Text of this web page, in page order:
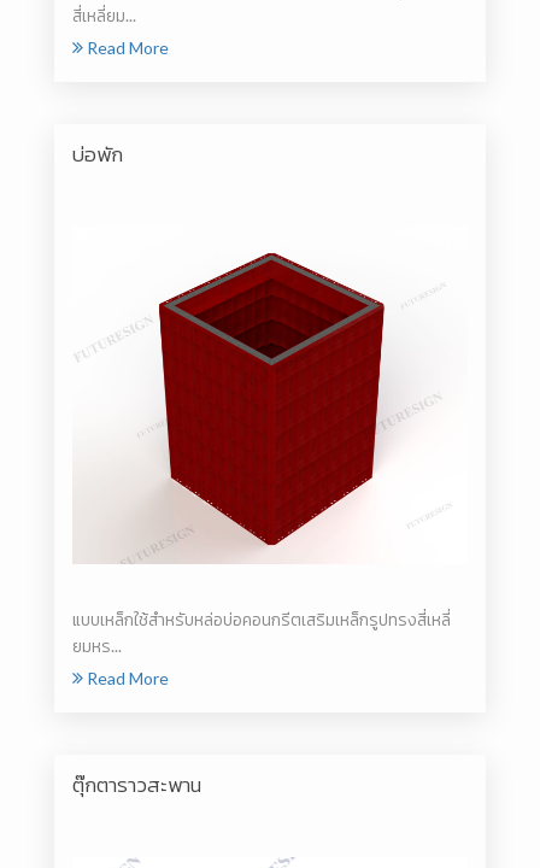
สี่เหลี่ยม...
Read More
บ่อพัก
แบบเหล็กใช้สำหรับหล่อบ่อคอนกรีตเสริมเหล็กรูปทรงสี่เหลี่
ยมหร...
Read More
ตุ๊กตาราวสะพาน